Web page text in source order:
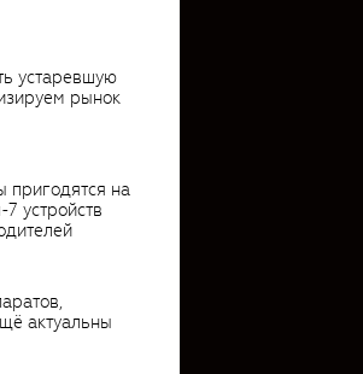
устаревшую
рынок
пригодятся на
7 устройств
актуальны